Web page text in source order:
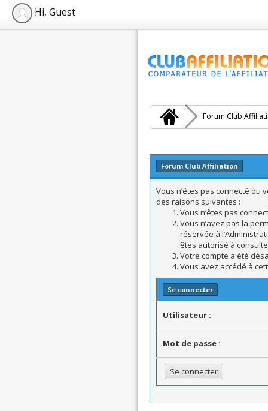
Hi, Guest
Forum Club
Forum Club Affiliation
Vous n’êtes pas connecté ou
des raisons suivantes :
Vous n’êtes pas
Vous n’avez pas la
réservée à
êtes autorisé à
Votre compte a été
Vous avez accédé à
Se connecter
Utilisateur :
Mot de passe :